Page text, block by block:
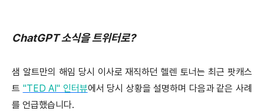
ChatGPT 소식을 트위터로?
샘 알트만의 해임 당시 이사로 재직하던 헬렌 토너는 최근 팟캐스
트 "TED AI" 인터뷰에서 당시 상황을 설명하며 다음과 같은 사례
를 언급했습니다.